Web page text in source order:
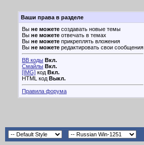
Ваши права в разделе
Вы не можете создавать новые темы
Вы не можете отвечать в темах
Вы не можете прикреплять вложения
Вы не можете редактировать свои сообщения
BB коды Вкл.
Смайлы Вкл.
[IMG] код Вкл.
HTML код Выкл.
Правила форума